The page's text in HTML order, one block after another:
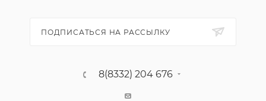
ПОДПИСАТЬСЯ НА РАССЫЛКУ
8(8332) 204 676